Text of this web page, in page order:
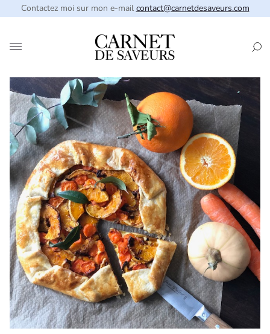
Contactez moi sur mon e-mail contact@carnetdesaveurs.com